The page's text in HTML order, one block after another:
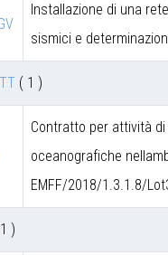
Installazione di una
sismici e
( 1 )
Contratto per attività
oceanografiche
EMFF/2018/1.3.1.8/
)